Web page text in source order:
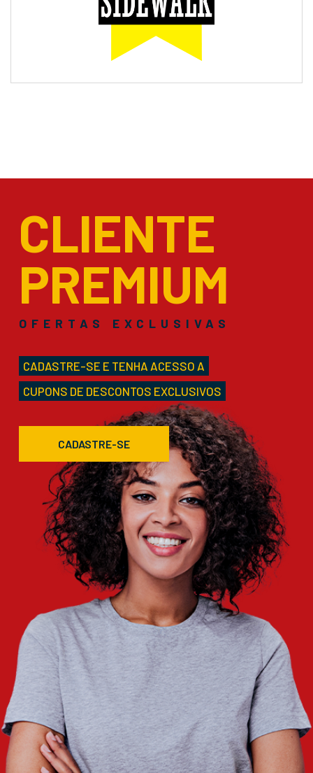
CLIENTE
PREMIUM
OFERTAS EXCLUSIVAS
CADASTRE-SE E TENHA ACESSO A
CUPONS DE DESCONTOS EXCLUSIVOS
CADASTRE-SE